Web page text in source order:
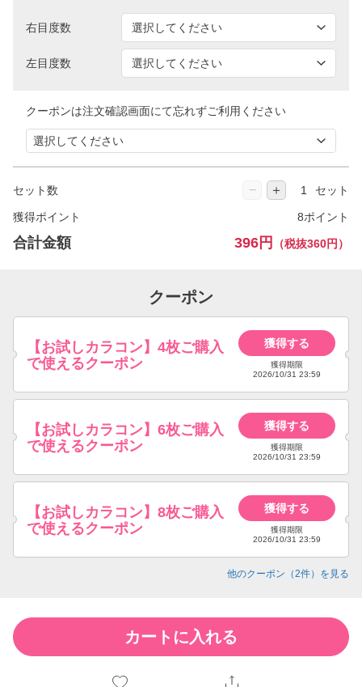
右目度数
左目度数
クーポンは注文確認画面にて忘れずご利用ください
セット数 − ＋ セット
獲得ポイント 8ポイント
合計金額 396円 （税抜360円）
クーポン
【お試しカラコン】4枚ご購入
で使えるクーポン
獲得する
獲得期限
2026/10/31 23:59
【お試しカラコン】6枚ご購入
で使えるクーポン
獲得する
獲得期限
2026/10/31 23:59
【お試しカラコン】8枚ご購入
で使えるクーポン
獲得する
獲得期限
2026/10/31 23:59
他のクーポン（2件）を見る
カートに入れる